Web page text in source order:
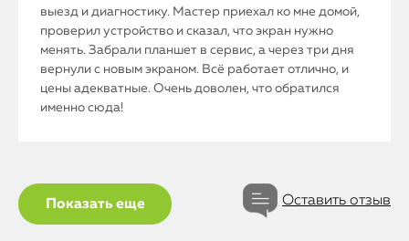
выезд и диагностику. Мастер приехал ко мне домой,
проверил устройство и сказал, что экран нужно
менять. Забрали планшет в сервис, а через три дня
вернули с новым экраном. Всё работает отлично, и
цены адекватные. Очень доволен, что обратился
именно сюда!
Показать еще Оставить отзыв